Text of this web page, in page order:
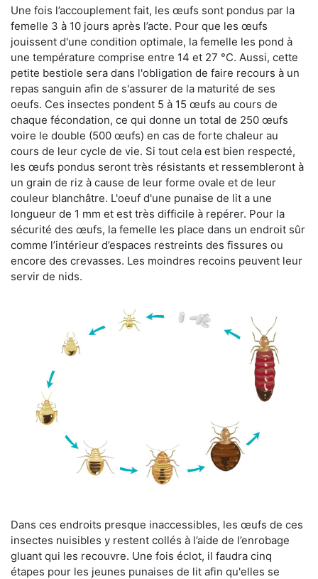
Une fois l’accouplement fait, les œufs sont pondus par la
femelle 3 à 10 jours après l’acte. Pour que les œufs
jouissent d'une condition optimale, la femelle les pond à
une température comprise entre 14 et 27 °C. Aussi, cette
petite bestiole sera dans l'obligation de faire recours à un
repas sanguin afin de s'assurer de la maturité de ses
oeufs. Ces insectes pondent 5 à 15 œufs au cours de
chaque fécondation, ce qui donne un total de 250 œufs
voire le double (500 œufs) en cas de forte chaleur au
cours de leur cycle de vie. Si tout cela est bien respecté,
les œufs pondus seront très résistants et ressembleront à
un grain de riz à cause de leur forme ovale et de leur
couleur blanchâtre. L'oeuf d'une punaise de lit a une
longueur de 1 mm et est très difficile à repérer. Pour la
sécurité des œufs, la femelle les place dans un endroit sûr
comme l’intérieur d’espaces restreints des fissures ou
encore des crevasses. Les moindres recoins peuvent leur
servir de nids.
Dans ces endroits presque inaccessibles, les œufs de ces
insectes nuisibles y restent collés à l’aide de l’enrobage
gluant qui les recouvre. Une fois éclot, il faudra cinq
étapes pour les jeunes punaises de lit afin qu'elles se